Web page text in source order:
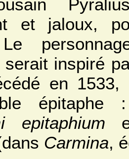
et jaloux,
inspiré
en
epitaphium
Carmina,